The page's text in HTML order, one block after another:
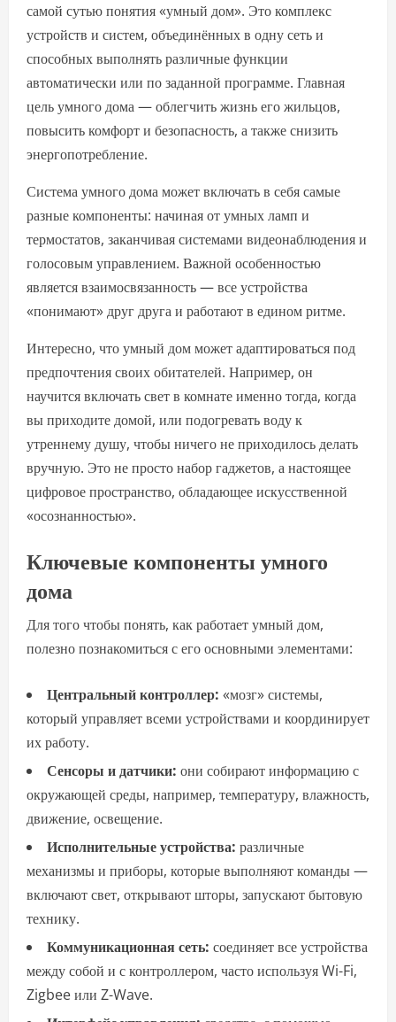
самой сутью понятия «умный дом». Это комплекс
устройств и систем, объединённых в одну сеть и
способных выполнять различные функции
автоматически или по заданной программе. Главная
цель умного дома — облегчить жизнь его жильцов,
повысить комфорт и безопасность, а также снизить
энергопотребление.
Система умного дома может включать в себя самые
разные компоненты: начиная от умных ламп и
термостатов, заканчивая системами видеонаблюдения и
голосовым управлением. Важной особенностью
является взаимосвязанность — все устройства
«понимают» друг друга и работают в едином ритме.
Интересно, что умный дом может адаптироваться под
предпочтения своих обитателей. Например, он
научится включать свет в комнате именно тогда, когда
вы приходите домой, или подогревать воду к
утреннему душу, чтобы ничего не приходилось делать
вручную. Это не просто набор гаджетов, а настоящее
цифровое пространство, обладающее искусственной
«осознанностью».
Ключевые компоненты умного
дома
Для того чтобы понять, как работает умный дом,
полезно познакомиться с его основными элементами:
Центральный контроллер: «мозг» системы,
который управляет всеми устройствами и координирует
их работу.
Сенсоры и датчики: они собирают информацию с
окружающей среды, например, температуру, влажность,
движение, освещение.
Исполнительные устройства: различные
механизмы и приборы, которые выполняют команды —
включают свет, открывают шторы, запускают бытовую
технику.
Коммуникационная сеть: соединяет все устройства
между собой и с контроллером, часто используя Wi-Fi,
Zigbee или Z-Wave.